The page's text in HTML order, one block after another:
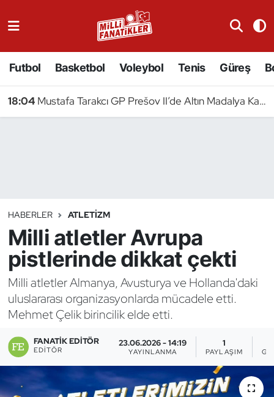
Futbol Basketbol Voleybol Tenis Güreş
18:04 Mustafa Tarakcı GP Prešov II’de Altın Madalya Kazandı
HABERLER ATLETIZM
Milli atletler Avrupa
pistlerinde dikkat çekti
Milli atletler Almanya, Avusturya ve Hollanda'daki
uluslararası organizasyonlarda mücadele etti.
Mehmet Çelik birincilik elde etti.
FANATIK EDITÖR
EDITÖR
23.06.2026 - 14:19
YAYINLANMA
1
PAYLAŞIM
Badminton
Binicilik
Bisiklet
Bocce Bowling Dart
Buz Hokeyi